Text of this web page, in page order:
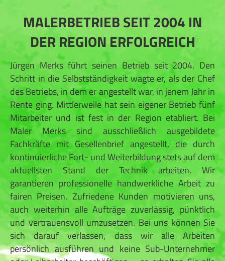
MALERBETRIEB SEIT 2004 IN
DER REGION ERFOLGREICH
Jürgen Merks führt seinen Betrieb seit 2004. Den
Schritt in die Selbstständigkeit wagte er, als der Chef
des Betriebs, in dem er angestellt war, in jenem Jahr in
Rente ging. Mittlerweile hat sein eigener Betrieb fünf
Mitarbeiter und ist fest in der Region etabliert. Bei
Maler Merks sind ausschließlich ausgebildete
Fachkräfte mit Gesellenbrief angestellt, die durch
kontinuierliche Fort- und Weiterbildung stets auf dem
aktuellsten Stand der Technik arbeiten. Wir
garantieren professionelle handwerkliche Arbeit zu
fairen Preisen. Zufriedene Kunden motivieren uns,
auch weiterhin alle Aufträge zuverlässig, pünktlich
und vertrauensvoll umzusetzen. Bei uns können Sie
sich darauf verlassen, dass wir alle Arbeiten
persönlich ausführen und keine Sub-Unternehmer